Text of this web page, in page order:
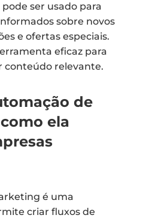
ser usado para
sobre novos
e ofertas especiais.
eficaz para
conteúdo relevante.
de
ela
é uma
criar fluxos de